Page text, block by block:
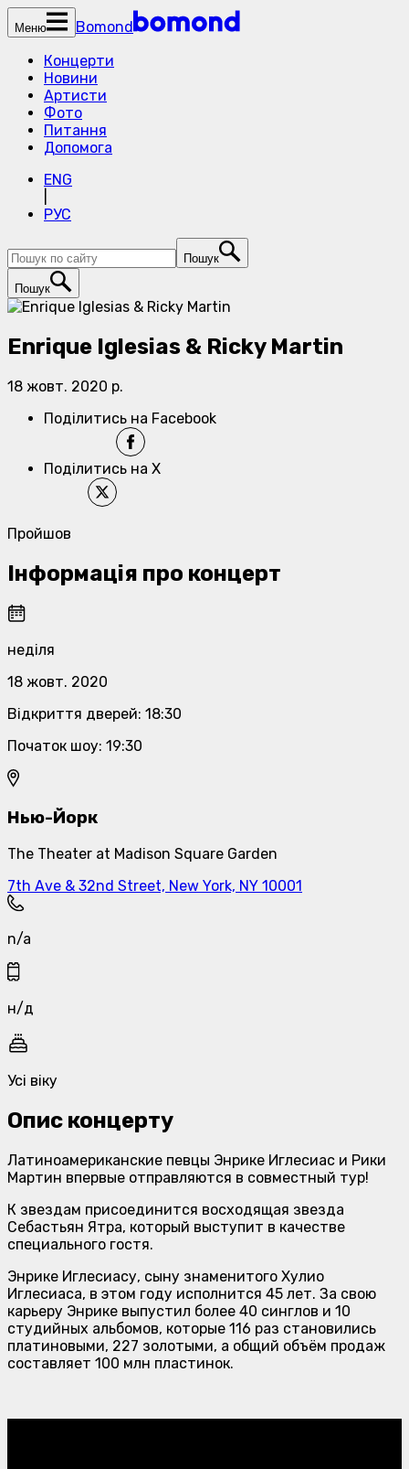
Меню
Bomond
Концерти
Новини
Артисти
Фото
Питання
Допомога
ENG
РУС
Пошук
Пошук
Enrique Iglesias & Ricky Martin
18 жовт. 2020 р.
Поділитись на Facebook
Поділитись на X
Пройшов
Інформація про концерт
неділя
18 жовт. 2020
Відкриття дверей: 18:30
Початок шоу: 19:30
Нью-Йорк
The Theater at Madison Square Garden
7th Ave & 32nd Street, New York, NY 10001
n/a
н/д
Усі віку
Опис концерту
Латиноамериканские певцы Энрике Иглесиас и Рики
Мартин впервые отправляются в совместный тур!
К звездам присоединится восходящая звезда
Себастьян Ятра, который выступит в качестве
специального гостя.
Энрике Иглесиасу, сыну знаменитого Хулио
Иглесиаса, в этом году исполнится 45 лет. За свою
карьеру Энрике выпустил более 40 синглов и 10
студийных альбомов, которые 116 раз становились
платиновыми, 227 золотыми, а общий объём продаж
составляет 100 млн пластинок.